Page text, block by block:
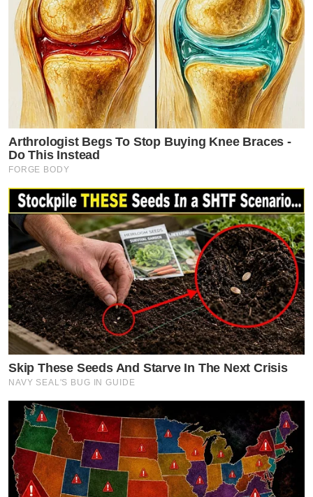
Arthrologist Begs To Stop Buying Knee Braces -
Do This Instead
FORGE BODY
Skip These Seeds And Starve In The Next Crisis
NAVY SEAL'S BUG IN GUIDE